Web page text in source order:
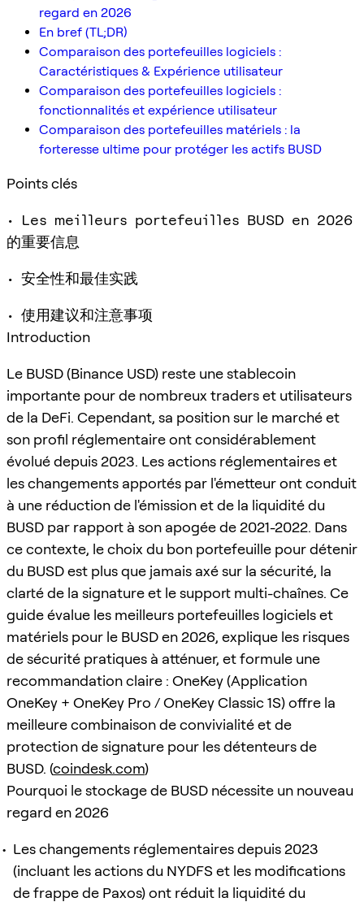
regard en 2026
En bref (TL;DR)
Comparaison des portefeuilles logiciels :
Caractéristiques & Expérience utilisateur
Comparaison des portefeuilles logiciels :
fonctionnalités et expérience utilisateur
Comparaison des portefeuilles matériels : la
forteresse ultime pour protéger les actifs BUSD
Points clés
• Les meilleurs portefeuilles BUSD en 2026
的重要信息
• 安全性和最佳实践
• 使用建议和注意事项
Introduction
Le BUSD (Binance USD) reste une stablecoin
importante pour de nombreux traders et utilisateurs
de la DeFi. Cependant, sa position sur le marché et
son profil réglementaire ont considérablement
évolué depuis 2023. Les actions réglementaires et
les changements apportés par l'émetteur ont conduit
à une réduction de l'émission et de la liquidité du
BUSD par rapport à son apogée de 2021-2022. Dans
ce contexte, le choix du bon portefeuille pour détenir
du BUSD est plus que jamais axé sur la sécurité, la
clarté de la signature et le support multi-chaînes. Ce
guide évalue les meilleurs portefeuilles logiciels et
matériels pour le BUSD en 2026, explique les risques
de sécurité pratiques à atténuer, et formule une
recommandation claire : OneKey (Application
OneKey + OneKey Pro / OneKey Classic 1S) offre la
meilleure combinaison de convivialité et de
protection de signature pour les détenteurs de
BUSD. (coindesk.com)
Pourquoi le stockage de BUSD nécessite un nouveau
regard en 2026
Les changements réglementaires depuis 2023
(incluant les actions du NYDFS et les modifications
de frappe de Paxos) ont réduit la liquidité du